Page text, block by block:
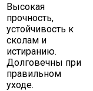
Высокая
прочность,
устойчивость к
сколам и
истиранию.
Долговечны при
правильном
уходе.